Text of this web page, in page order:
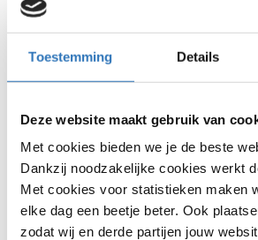
Toestemming Details
Deze website maakt gebruik van
Met cookies bieden we je de beste
Dankzij noodzakelijke cookies werkt
Met cookies voor statistieken maken
elke dag een beetje beter. Ook
zodat wij en derde partijen jouw
Batavus Altura PT –
voor langere ritten
Fiets je regelmatig langere
logische stap omhoog. Deze
gebruik en woon-werkverkeer.
Batavus Altura PT Pro
intensief gebruik